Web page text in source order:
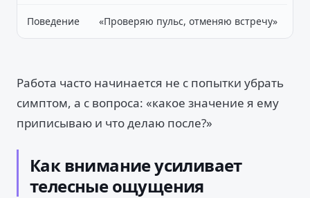
Поведение «Проверяю пульс, отменяю встречу»
Работа часто начинается не с попытки убрать
симптом, а с вопроса: «какое значение я ему
приписываю и что делаю после?»
Как внимание усиливает
телесные ощущения